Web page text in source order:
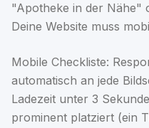
"Apotheke in der Nähe"
Deine Website muss
Mobile Checkliste:
automatisch an jede
Ladezeit unter 3
prominent platziert (ein